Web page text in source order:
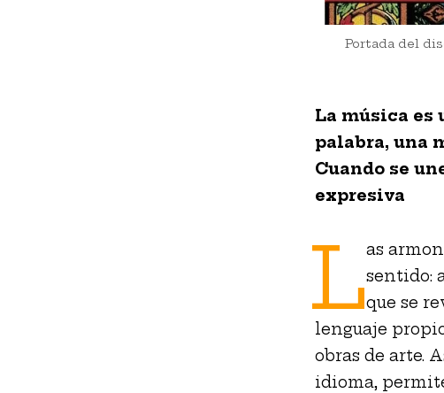
Portada del
La música es
palabra, una
Cuando se
expresiva
Las
sentido:
que se
lenguaje
obras de arte.
idioma,